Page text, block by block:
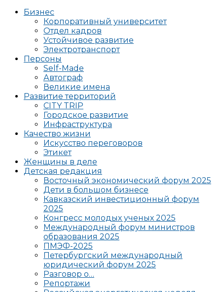
Бизнес
Корпоративный университет
Отдел кадров
Устойчивое развитие
Электротранспорт
Персоны
Self-Made
Автограф
Великие имена
Развитие территорий
CITY TRIP
Городское развитие
Инфраструктура
Качество жизни
Искусство переговоров
Этикет
Женщины в деле
Детская редакция
Восточный экономический форум 2025
Дети в большом бизнесе
Кавказский инвестиционный форум
2025
Конгресс молодых ученых 2025
Международный форум министров
образования 2025
ПМЭФ-2025
Петербургский международный
юридический форум 2025
Разговор о…
Репортажи